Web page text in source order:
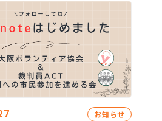
お知らせ